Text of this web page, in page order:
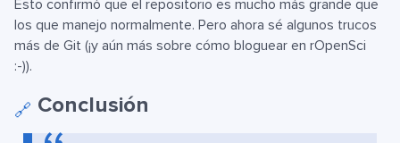
Esto confirmó que el repositorio es mucho más grande que
los que manejo normalmente. Pero ahora sé algunos trucos
más de Git (¡y aún más sobre cómo bloguear en rOpenSci
:-)).
🔗 Conclusión